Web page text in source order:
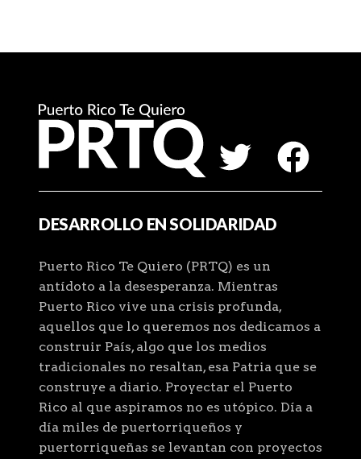
DESARROLLO EN SOLIDARIDAD
Puerto Rico Te Quiero (PRTQ) es un
antídoto a la desesperanza. Mientras
Puerto Rico vive una crisis profunda,
aquellos que lo queremos nos dedicamos a
construir País, algo que los medios
tradicionales no resaltan, esa Patria que se
construye a diario. Proyectar el Puerto
Rico al que aspiramos no es utópico. Día a
día miles de puertorriqueños y
puertorriqueñas se levantan con proyectos